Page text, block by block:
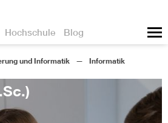
Hochschule Blog
und Informatik Informatik